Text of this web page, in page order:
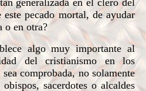
generalizada en el clero del
pecado mortal, de ayudar
o en otra?
algo muy importante al
del cristianismo en los
comprobada, no solamente
sacerdotes o alcaldes